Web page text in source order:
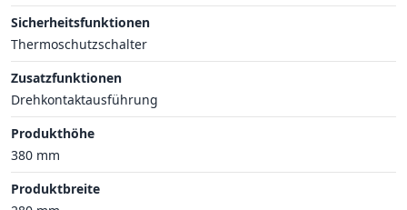
Sicherheitsfunktionen
Thermoschutzschalter
Zusatzfunktionen
Drehkontaktausführung
Produkthöhe
380 mm
Produktbreite